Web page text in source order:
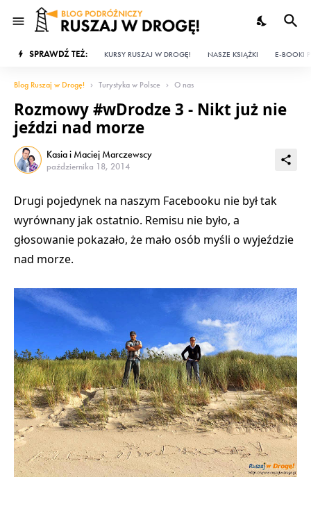
SPRAWDŹ TEŻ: KURSY RUSZAJ W DROGĘ! NASZE KSIĄŻKI E-BOOKI
Blog Ruszaj w Drogę! Turystyka w Polsce O nas
Rozmowy #wDrodze 3 - Nikt już nie
jeździ nad morze
Kasia i Maciej Marczewscy
października 18, 2014
Drugi pojedynek na naszym Facebooku nie był tak
wyrównany jak ostatnio. Remisu nie było, a
głosowanie pokazało, że mało osób myśli o wyjeździe
nad morze.